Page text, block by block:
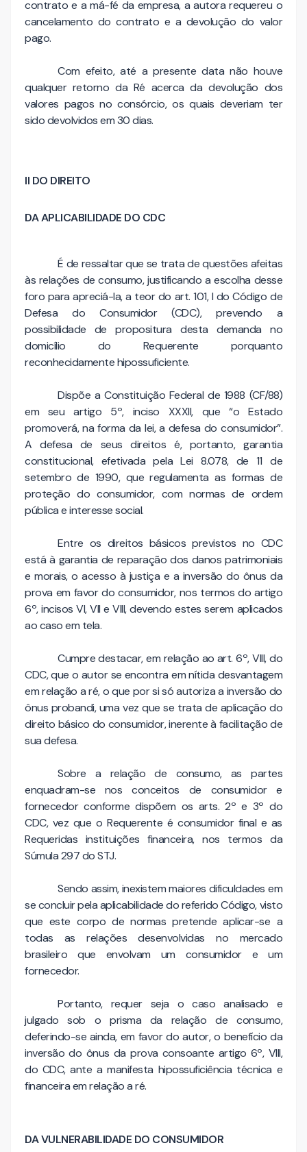
contrato e a má-fé da empresa, a autora requereu o
cancelamento do contrato e a devolução do valor
pago.
Com efeito, até a presente data não houve
qualquer retorno da Ré acerca da devolução dos
valores pagos no consórcio, os quais deveriam ter
sido devolvidos em 30 dias.
II DO DIREITO
DA APLICABILIDADE DO CDC
É de ressaltar que se trata de questões afeitas
às relações de consumo, justificando a escolha desse
foro para apreciá-la, a teor do art. 101, I do Código de
Defesa do Consumidor (CDC), prevendo a
possibilidade de propositura desta demanda no
domicílio do Requerente porquanto
reconhecidamente hipossuficiente.
Dispõe a Constituição Federal de 1988 (CF/88)
em seu artigo 5º, inciso XXXII, que “o Estado
promoverá, na forma da lei, a defesa do consumidor”.
A defesa de seus direitos é, portanto, garantia
constitucional, efetivada pela Lei 8.078, de 11 de
setembro de 1990, que regulamenta as formas de
proteção do consumidor, com normas de ordem
pública e interesse social.
Entre os direitos básicos previstos no CDC
está à garantia de reparação dos danos patrimoniais
e morais, o acesso à justiça e a inversão do ônus da
prova em favor do consumidor, nos termos do artigo
6º, incisos VI, VII e VIII, devendo estes serem aplicados
ao caso em tela.
Cumpre destacar, em relação ao art. 6º, VIII, do
CDC, que o autor se encontra em nítida desvantagem
em relação a ré, o que por si só autoriza a inversão do
ônus probandi, uma vez que se trata de aplicação do
direito básico do consumidor, inerente à facilitação de
sua defesa.
Sobre a relação de consumo, as partes
enquadram-se nos conceitos de consumidor e
fornecedor conforme dispõem os arts. 2º e 3º do
CDC, vez que o Requerente é consumidor final e as
Requeridas instituições financeira, nos termos da
Súmula 297 do STJ.
Sendo assim, inexistem maiores dificuldades em
se concluir pela aplicabilidade do referido Código, visto
que este corpo de normas pretende aplicar-se a
todas as relações desenvolvidas no mercado
brasileiro que envolvam um consumidor e um
fornecedor.
Portanto, requer seja o caso analisado e
julgado sob o prisma da relação de consumo,
deferindo-se ainda, em favor do autor, o benefício da
inversão do ônus da prova consoante artigo 6º, VIII,
do CDC, ante a manifesta hipossuficiência técnica e
financeira em relação a ré.
DA VULNERABILIDADE DO CONSUMIDOR